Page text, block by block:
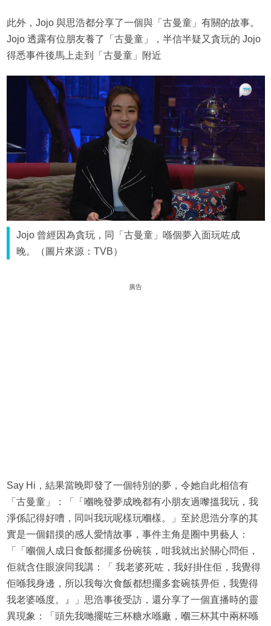
此外，Jojo 與思浩都分享了一個與「古曼童」有關的故事。
Jojo 透露有位朋友養了「古曼童」，半信半疑又貪玩的 Jojo
得悉事件後馬上走到「古曼童」附近
Jojo 曾經因為貪玩，同「古曼童」喺個夢入面玩咗成
晚。（圖片來源：TVB）
廣告
Say Hi，結果當晚即發了一個特別的夢，令她自此相信有
「古曼童」：「「嗰晚發夢成晚都有小朋友過嚟搵我玩，我
淨係記得好嘈，同叫我玩呢樣玩嗰樣。」至於思浩分享的其
實是一個錯摸的感人愛情故事，事件主角是圈中男藝人：
「「嗰個人成日食飯都擺多份碗筷，咁我就出於關心問佢，
佢就含住眼淚同我講：「 我老婆死咗，我好掛住佢，我覺得
佢喺我身邊，所以我每次食飯都想擺多套碗筷畀佢，我覺得
我老婆喺度。』」思浩事後受訪，還分享了一個直播時的靈
異現象：「頭先我哋擺咗三杯糖水喺廠，嗰三杯其中兩杯喺